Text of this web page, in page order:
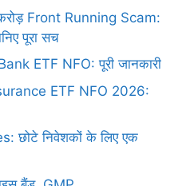
Front Running Scam:
पूरा सच
ETF NFO: पूरी जानकारी
ETF NFO 2026:
छोटे निवेशकों के लिए एक